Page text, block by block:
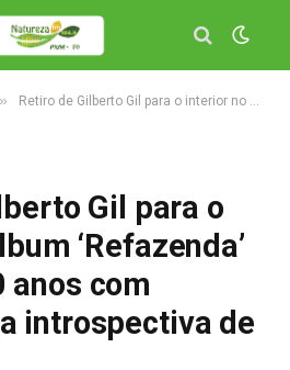
» Retiro de Gilberto Gil para o interior no álbum ‘Refazenda’ completa 50 anos com mesma força introspectiva de 1975
Gil para o
‘Refazenda’
anos com
introspectiva de